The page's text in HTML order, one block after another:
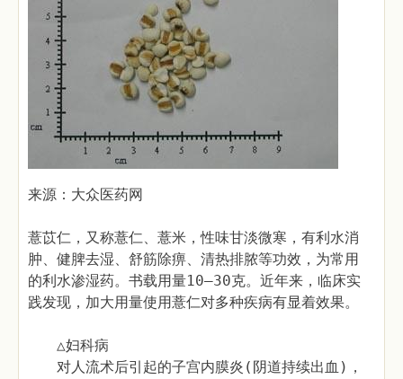
来源：大众医药网
薏苡仁，又称薏仁、薏米，性味甘淡微寒，有利水消
肿、健脾去湿、舒筋除痹、清热排脓等功效，为常用
的利水渗湿药。书载用量10—30克。近年来，临床实
践发现，加大用量使用薏仁对多种疾病有显着效果。
△妇科病
对人流术后引起的子宫内膜炎(阴道持续出血)，